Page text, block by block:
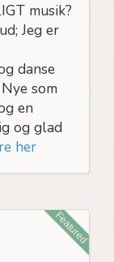
musik?
Jeg er
danse
som
en
og glad
her
Featured